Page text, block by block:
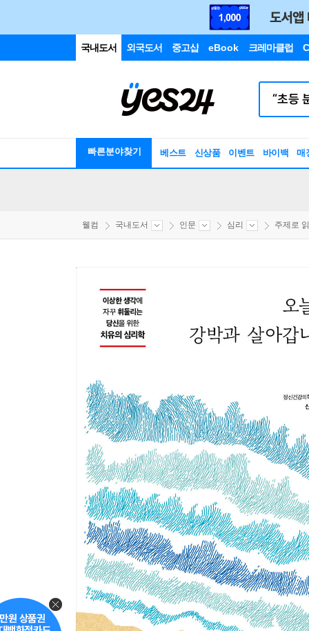
국내도서 외국도서 중고샵 eBook 크레마클럽
빠른분야찾기 베스트 신상품 이벤트 바이백 매
웰컴 국내도서 인문 심리 주제로